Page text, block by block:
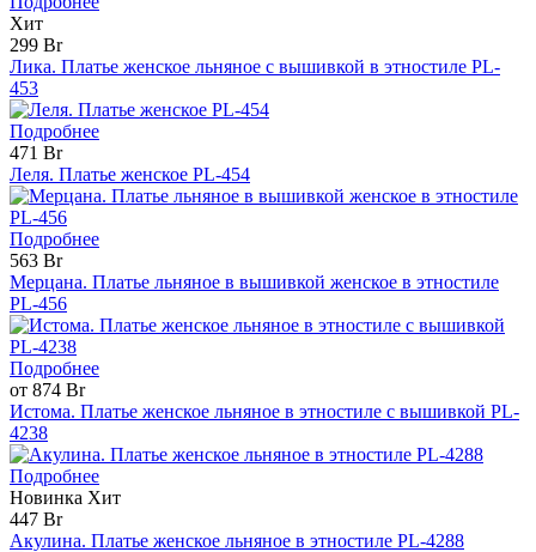
Хит
299 Br
Лика. Платье женское льняное с вышивкой в этностиле PL-
453
Подробнее
471 Br
Леля. Платье женское PL-454
Подробнее
563 Br
Мерцана. Платье льняное в вышивкой женское в этностиле
PL-456
Подробнее
от 874 Br
Истома. Платье женское льняное в этностиле с вышивкой PL-
4238
Подробнее
Новинка Хит
447 Br
Акулина. Платье женское льняное в этностиле PL-4288